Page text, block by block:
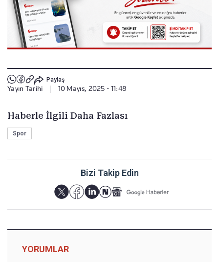
Paylaş
Yayın Tarihi 10 Mayıs, 2025 - 11:48
Haberle İlgili Daha Fazlası
Spor
Bizi Takip Edin
YORUMLAR